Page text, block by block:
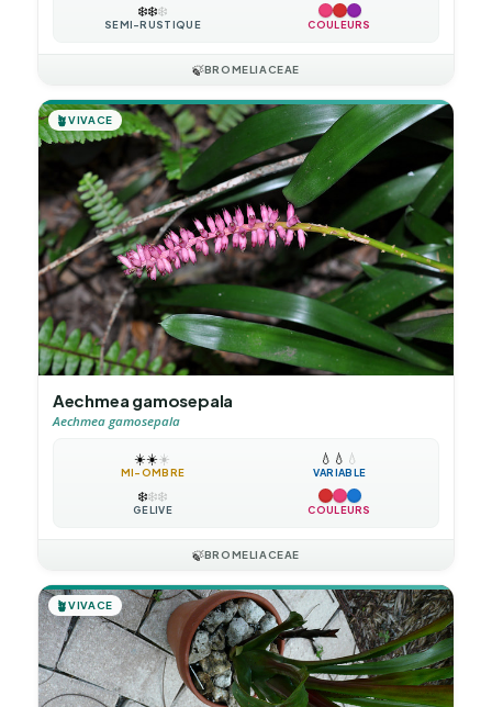
❄️❄️❄️
SEMI-RUSTIQUE COULEURS
🍃BROMELIACEAE
🪴VIVACE
Aechmea gamosepala
Aechmea gamosepala
☀️☀️☀️
MI-OMBRE
💧 💧 💧
VARIABLE
❄️❄️❄️
GÉLIVE COULEURS
🍃BROMELIACEAE
🪴VIVACE